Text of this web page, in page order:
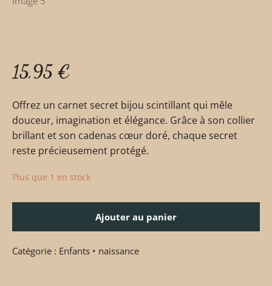
15,95 €
Offrez un carnet secret bijou scintillant qui mêle
douceur, imagination et élégance. Grâce à son collier
brillant et son cadenas cœur doré, chaque secret
reste précieusement protégé.
Plus que 1 en stock
Ajouter au panier
Catégorie : Enfants • naissance